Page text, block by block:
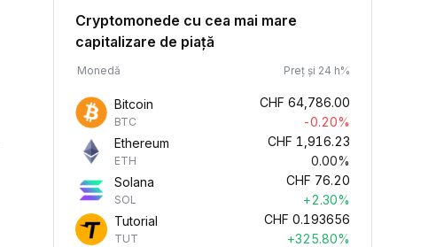
Cryptomonede cu cea mai mare
capitalizare de piață
Monedă Preț și 24 h%
Bitcoin
BTC
CHF 64,786.00
-0.20%
Ethereum
ETH
CHF 1,916.23
0.00%
Solana
SOL
CHF 76.20
+2.30%
Tutorial
TUT
CHF 0.193656
+325.80%